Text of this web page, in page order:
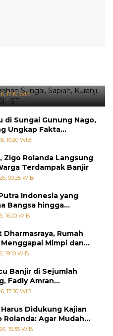
Titik Banjir Terdeteksi di
17:10 WIB
di Sungai Gunung Nago,
Ungkap Fakta
19:20 WIB
Zigo Rolanda Langsung
Terdampak Banjir
09:25 WIB
Indonesia yang
Bangsa hingga
Buku Jepang
16:20 WIB
Dharmasraya, Rumah
Mimpi dan
Kemiskinan
19:10 WIB
Banjir di Sejumlah
Fadly Amran
Siaga
17:30 WIB
Didukung Kajian
Rolanda: Agar Mudah
Kementerian
15:35 WIB